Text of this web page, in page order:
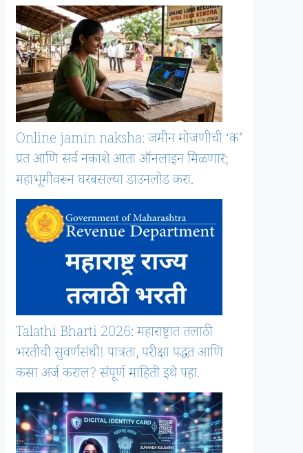
Online jamin naksha: जमीन मोजणीची ‘क’
प्रत आणि सर्व नकाशे आता ऑनलाइन मिळणार;
महाभूमीवरून घरबसल्या डाउनलोड करा.
Talathi Bharti 2026: महाराष्ट्रात तलाठी
भरतीची सुवर्णसंधी! पात्रता, परीक्षा पद्धत आणि
कसा अर्ज कराल? संपूर्ण माहिती इथे पहा.